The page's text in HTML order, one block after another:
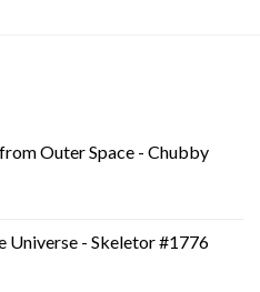
Outer Space - Chubby
Universe - Skeletor #1776